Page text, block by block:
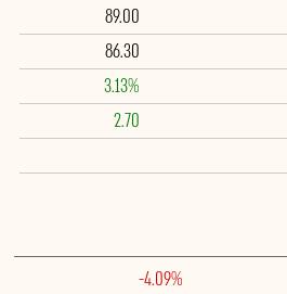
89.00
86.30
3.13%
2.70
-4.09%